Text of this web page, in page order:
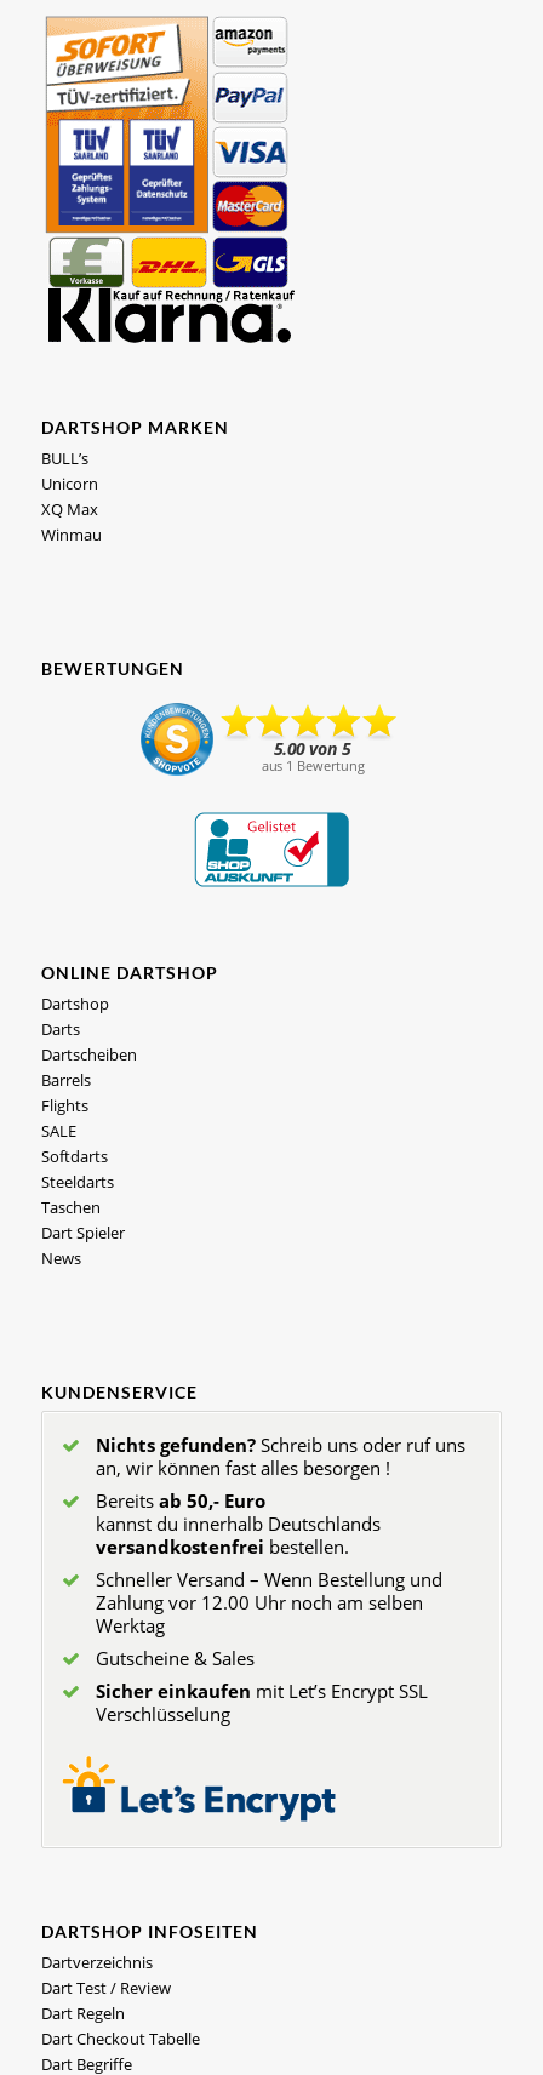
DARTSHOP MARKEN
BULL’s
Unicorn
XQ Max
Winmau
BEWERTUNGEN
ONLINE DARTSHOP
Dartshop
Darts
Dartscheiben
Barrels
Flights
SALE
Softdarts
Steeldarts
Taschen
Dart Spieler
News
KUNDENSERVICE
Nichts gefunden?Schreib uns oder ruf uns
an, wir können fast alles besorgen !
Bereits ab 50,- Euro
kannst du innerhalb Deutschlands
versandkostenfrei bestellen.
Schneller Versand – Wenn Bestellung und
Zahlung vor 12.00 Uhr noch am selben
Werktag
Gutscheine & Sales
Sicher einkaufen mit Let’s Encrypt SSL
Verschlüsselung
DARTSHOP INFOSEITEN
Dartverzeichnis
Dart Test / Review
Dart Regeln
Dart Checkout Tabelle
Dart Begriffe